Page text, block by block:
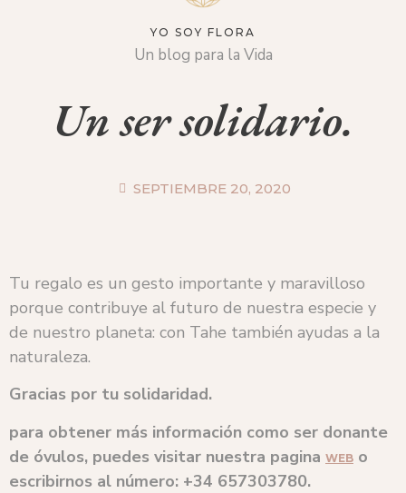
YO SOY FLORA
Un blog para la Vida
Un ser solidario.
SEPTIEMBRE 20, 2020
Tu regalo es un gesto importante y maravilloso
porque contribuye al futuro de nuestra especie y
de nuestro planeta: con Tahe también ayudas a la
naturaleza.
Gracias por tu solidaridad.
para obtener más información como ser donante
de óvulos, puedes visitar nuestra pagina WEB o
escribirnos al número: +34 657303780.